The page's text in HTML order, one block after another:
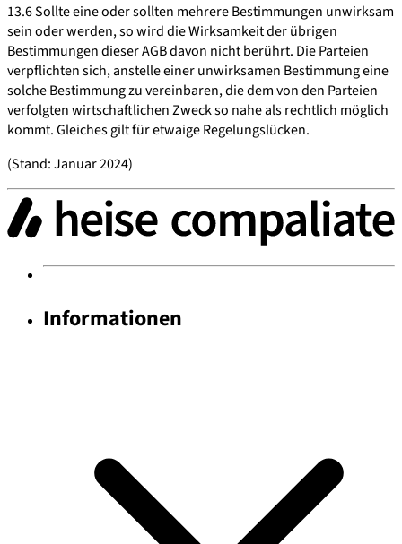
13.6 Sollte eine oder sollten mehrere Bestimmungen unwirksam
sein oder werden, so wird die Wirksamkeit der übrigen
Bestimmungen dieser AGB davon nicht berührt. Die Parteien
verpflichten sich, anstelle einer unwirksamen Bestimmung eine
solche Bestimmung zu vereinbaren, die dem von den Parteien
verfolgten wirtschaftlichen Zweck so nahe als rechtlich möglich
kommt. Gleiches gilt für etwaige Regelungslücken.
(Stand: Januar 2024)
Informationen